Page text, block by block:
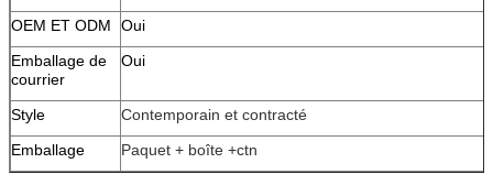
OEM ET ODM
Oui
Emballage de
courrier
Oui
Style
Contemporain et contracté
Emballage
Paquet + boîte +ctn